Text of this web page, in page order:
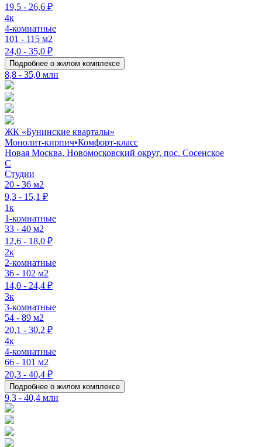
19,5 - 26,6 ₽
4к
4-комнатные
101 - 115 м2
24,0 - 35,0 ₽
Подробнее о жилом комплексе
8,8 - 35,0 млн
ЖК «Бунинские кварталы»
Монолит-кирпич•Комфорт-класс
Новая Москва, Новомосковский округ, пос. Сосенское
C
Студии
20 - 36 м2
9,3 - 15,1 ₽
1к
1-комнатные
33 - 40 м2
12,6 - 18,0 ₽
2к
2-комнатные
36 - 102 м2
14,0 - 24,4 ₽
3к
3-комнатные
54 - 89 м2
20,1 - 30,2 ₽
4к
4-комнатные
66 - 101 м2
20,3 - 40,4 ₽
Подробнее о жилом комплексе
9,3 - 40,4 млн